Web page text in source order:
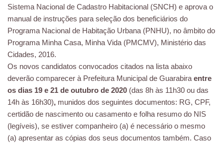
Sistema Nacional de Cadastro Habitacional (SNCH) e aprova o
manual de instruções para seleção dos beneficiários do
Programa Nacional de Habitação Urbana (PNHU), no âmbito do
Programa Minha Casa, Minha Vida (PMCMV), Ministério das
Cidades, 2016.
Os novos candidatos convocados citados na lista abaixo
deverão comparecer à Prefeitura Municipal de Guarabira entre
os dias 19 e 21 de outubro de 2020 (das 8h às 11h30 ou das
14h às 16h30), munidos dos seguintes documentos: RG, CPF,
certidão de nascimento ou casamento e folha resumo do NIS
(legíveis), se estiver companheiro (a) é necessário o mesmo
(a) apresentar as cópias dos seus documentos também. Caso